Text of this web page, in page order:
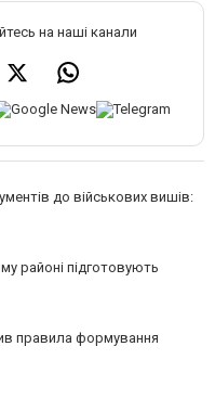
на наші канали
до військових вишів:
районі підготовують
правила формування